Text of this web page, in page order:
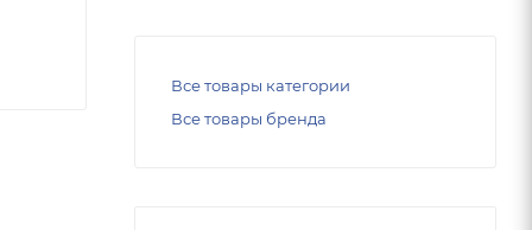
Все товары категории
Все товары бренда